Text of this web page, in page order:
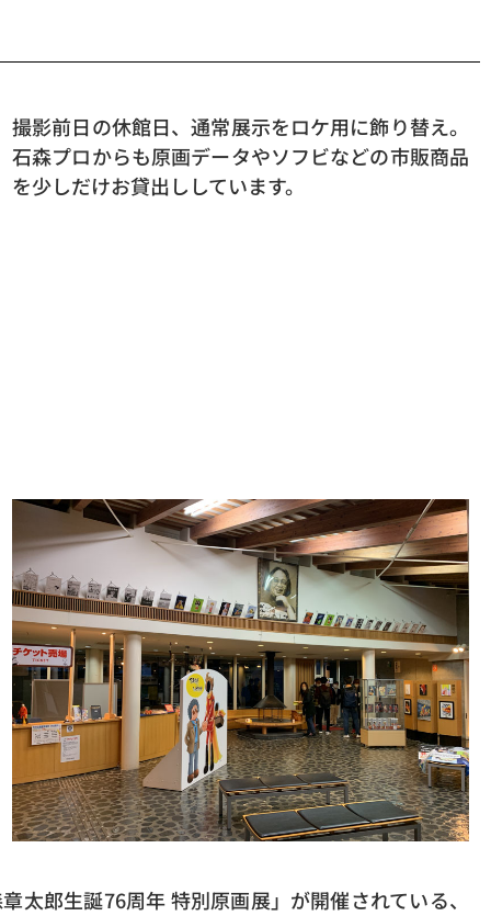
撮影前日の休館日、通常展示をロケ用に飾り替え。
石森プロからも原画データやソフビなどの市販商品
を少しだけお貸出ししています。
郎生誕76周年 特別原画展」が開催されている、